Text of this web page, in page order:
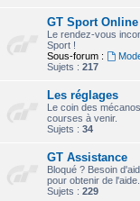
GT Sport Online
Le rendez-vous
Sport !
Sous-forum :
Sujets : 217
Les réglages
Le coin des
courses à venir.
Sujets : 34
GT Assistance
Bloqué ? Besoin
pour obtenir de l'aide.
Sujets : 229